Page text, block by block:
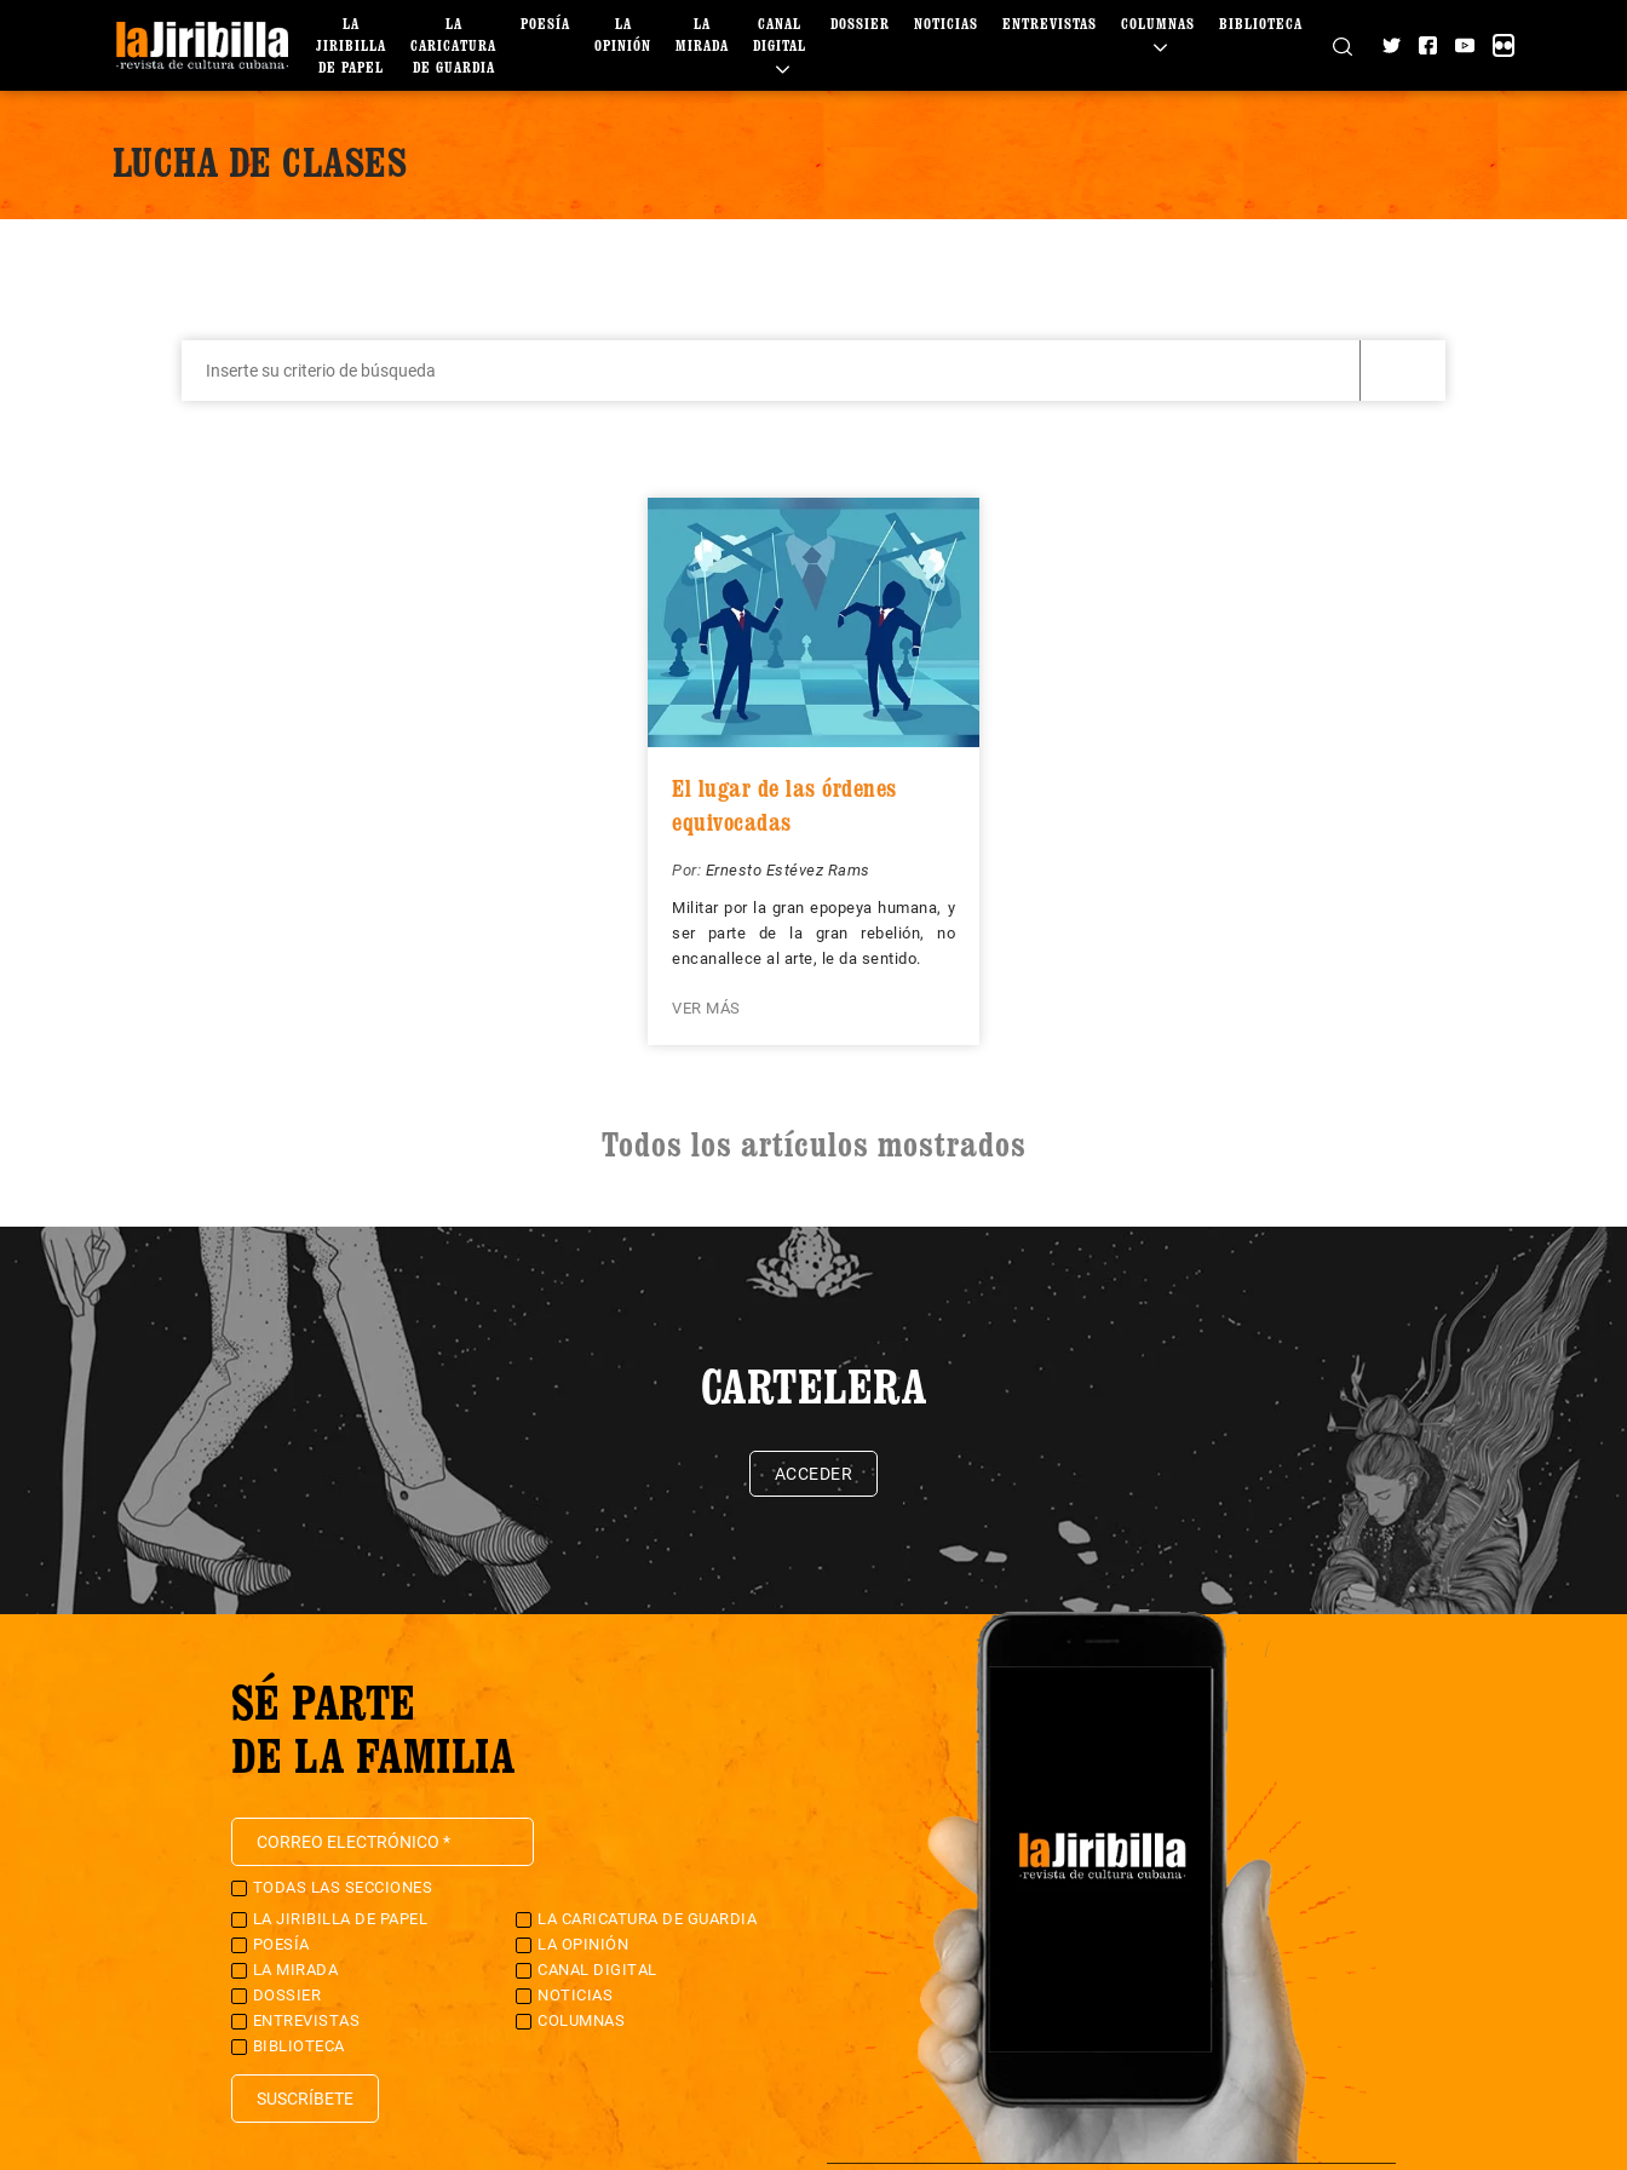
LA
JIRIBILLA
DE PAPEL
LA
CARICATURA
DE GUARDIA
POESÍA
LA
OPINIÓN
LA
MIRADA
CANAL
DIGITAL
DOSSIER NOTICIAS ENTREVISTAS COLUMNAS BIBLIOTECA
LUCHA DE CLASES
El lugar de las órdenes
equivocadas
Por: Ernesto Estévez Rams
Militar por la gran epopeya humana, y
ser parte de la gran rebelión, no
encanallece al arte, le da sentido.
VER MÁS
Todos los artículos mostrados
CARTELERA
ACCEDER
SÉ PARTE
DE LA FAMILIA
TODAS LAS SECCIONES
LA JIRIBILLA DE PAPEL
LA CARICATURA DE GUARDIA
POESÍA
LA OPINIÓN
LA MIRADA
CANAL DIGITAL
DOSSIER
NOTICIAS
ENTREVISTAS
COLUMNAS
BIBLIOTECA
SUSCRÍBETE